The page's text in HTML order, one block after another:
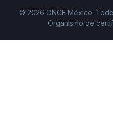
© 2026 ONCE México.
Organismo de